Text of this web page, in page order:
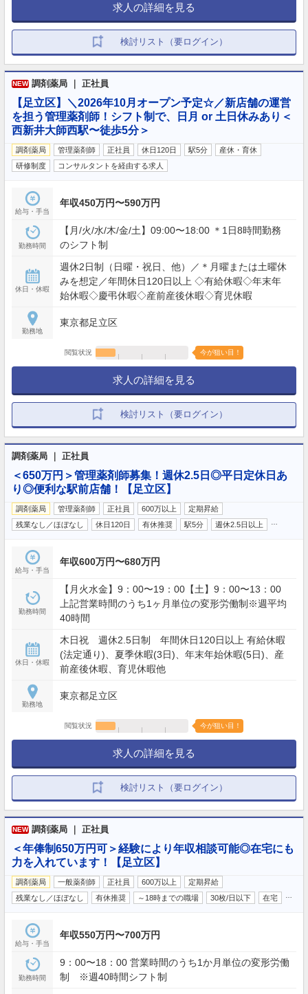
求人の詳細を見る
検討リスト（要ログイン）
NEW 調剤薬局 ｜ 正社員
【足立区】＼2026年10月オープン予定☆／新店舗の運営
を担う管理薬剤師！シフト制で、日月 or 土日休みあり＜
西新井大師西駅〜徒歩5分＞
調剤薬局 管理薬剤師 正社員 休日120日 駅5分
産休・育休
研修制度
コンサルタントを経由する求人
給与・手当
年収450万円〜590万円
勤務時間
【月/火/水/木/金/土】09:00〜18:00 ＊1日8時間勤務
のシフト制
休日・休暇
週休2日制（日曜・祝日、他）／＊月曜または土曜休
みを想定／年間休日120日以上 ◇有給休暇◇年末年
始休暇◇慶弔休暇◇産前産後休暇◇育児休暇
勤務地
東京都足立区
閲覧状況 今が狙い目！
求人の詳細を見る
検討リスト（要ログイン）
調剤薬局 ｜ 正社員
＜650万円＞管理薬剤師募集！週休2.5日◎平日定休日あ
り◎便利な駅前店舗！【足立区】
調剤薬局 管理薬剤師 正社員 600万以上
定期昇給
残業なし／ほぼなし
休日120日 有休推奨 駅5分 週休2.5日以上
給与・手当
年収600万円〜680万円
勤務時間
【月火水金】9：00〜19：00【土】9：00〜13：00
上記営業時間のうち1ヶ月単位の変形労働制※週平均
40時間
休日・休暇
木日祝 週休2.5日制 年間休日120日以上 有給休暇
(法定通り)、夏季休暇(3日)、年末年始休暇(5日)、産
前産後休暇、育児休暇他
勤務地
東京都足立区
閲覧状況 今が狙い目！
求人の詳細を見る
検討リスト（要ログイン）
NEW 調剤薬局 ｜ 正社員
＜年俸制650万円可＞経験により年収相談可能◎在宅にも
力を入れています！【足立区】
調剤薬局 一般薬剤師 正社員 600万以上
定期昇給
残業なし／ほぼなし
有休推奨 ～18時までの職場 30枚/日以下 在宅
給与・手当
年収550万円〜700万円
勤務時間
9：00〜18：00 営業時間のうち1か月単位の変形労働
制 ※週40時間シフト制